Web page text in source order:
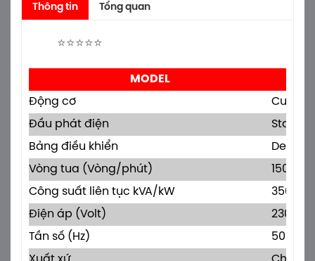
Thông tin Tổng quan
⭐⭐⭐⭐⭐
MODEL
Động cơ
Đầu phát điện
Bảng điều khiển
Vòng tua (Vòng/phút)
1500
Công suất liên tục kVA/kW
350/
Điện áp (Volt)
230/
Tần số (Hz)
50